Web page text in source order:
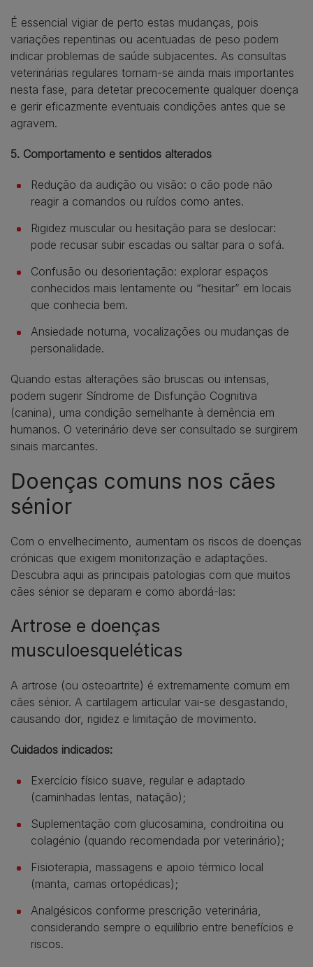
É essencial vigiar de perto estas mudanças, pois
variações repentinas ou acentuadas de peso podem
indicar problemas de saúde subjacentes. As consultas
veterinárias regulares tornam-se ainda mais importantes
nesta fase, para detetar precocemente qualquer doença
e gerir eficazmente eventuais condições antes que se
agravem.
5. Comportamento e sentidos alterados
Redução da audição ou visão: o cão pode não
reagir a comandos ou ruídos como antes.
Rigidez muscular ou hesitação para se deslocar:
pode recusar subir escadas ou saltar para o sofá.
Confusão ou desorientação: explorar espaços
conhecidos mais lentamente ou “hesitar” em locais
que conhecia bem.
Ansiedade noturna, vocalizações ou mudanças de
personalidade.
Quando estas alterações são bruscas ou intensas,
podem sugerir Síndrome de Disfunção Cognitiva
(canina), uma condição semelhante à demência em
humanos. O veterinário deve ser consultado se surgirem
sinais marcantes.
Doenças comuns nos cães
sénior
Com o envelhecimento, aumentam os riscos de doenças
crónicas que exigem monitorização e adaptações.
Descubra aqui as principais patologias com que muitos
cães sénior se deparam e como abordá-las:
Artrose e doenças
musculoesqueléticas
A artrose (ou osteoartrite) é extremamente comum em
cães sénior. A cartilagem articular vai-se desgastando,
causando dor, rigidez e limitação de movimento.
Cuidados indicados:
Exercício físico suave, regular e adaptado
(caminhadas lentas, natação);
Suplementação com glucosamina, condroitina ou
colagénio (quando recomendada por veterinário);
Fisioterapia, massagens e apoio térmico local
(manta, camas ortopédicas);
Analgésicos conforme prescrição veterinária,
considerando sempre o equilíbrio entre benefícios e
riscos.